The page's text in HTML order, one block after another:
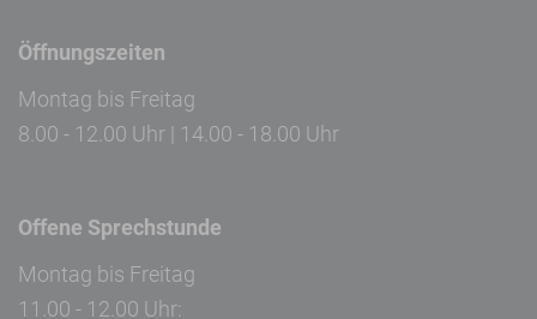
Öffnungszeiten
Montag bis Freitag
8.00 - 12.00 Uhr | 14.00 - 18.00 Uhr
Offene Sprechstunde
Montag bis Freitag
11.00 - 12.00 Uhr: